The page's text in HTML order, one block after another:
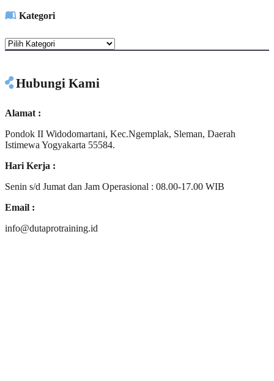
Kategori
Kategori
Hubungi Kami
Alamat :
Pondok II Widodomartani, Kec.Ngemplak, Sleman, Daerah
Istimewa Yogyakarta 55584.
Hari Kerja :
Senin s/d Jumat dan Jam Operasional : 08.00-17.00 WIB
Email :
info@dutaprotraining.id